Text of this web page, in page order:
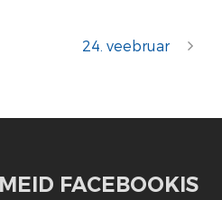
24. veebruar
FACEBOOKIS